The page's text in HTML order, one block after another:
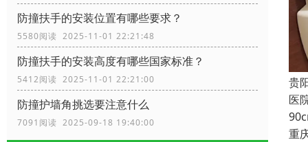
防撞扶手的安装位置有哪些要求？
5580阅读 2025-11-01 22:21:48
防撞扶手的安装高度有哪些国家标准？
5412阅读 2025-11-01 22:21:00
防撞护墙角挑选要注意什么
7091阅读 2025-09-18 19:40:00
贵
医
重